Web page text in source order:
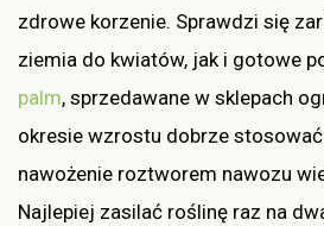
zdrowe korzenie. Sprawdzi się
ziemia do kwiatów, jak i gotowe
palm, sprzedawane w sklepach
okresie wzrostu dobrze
nawożenie roztworem nawozu
Najlepiej zasilać roślinę raz na